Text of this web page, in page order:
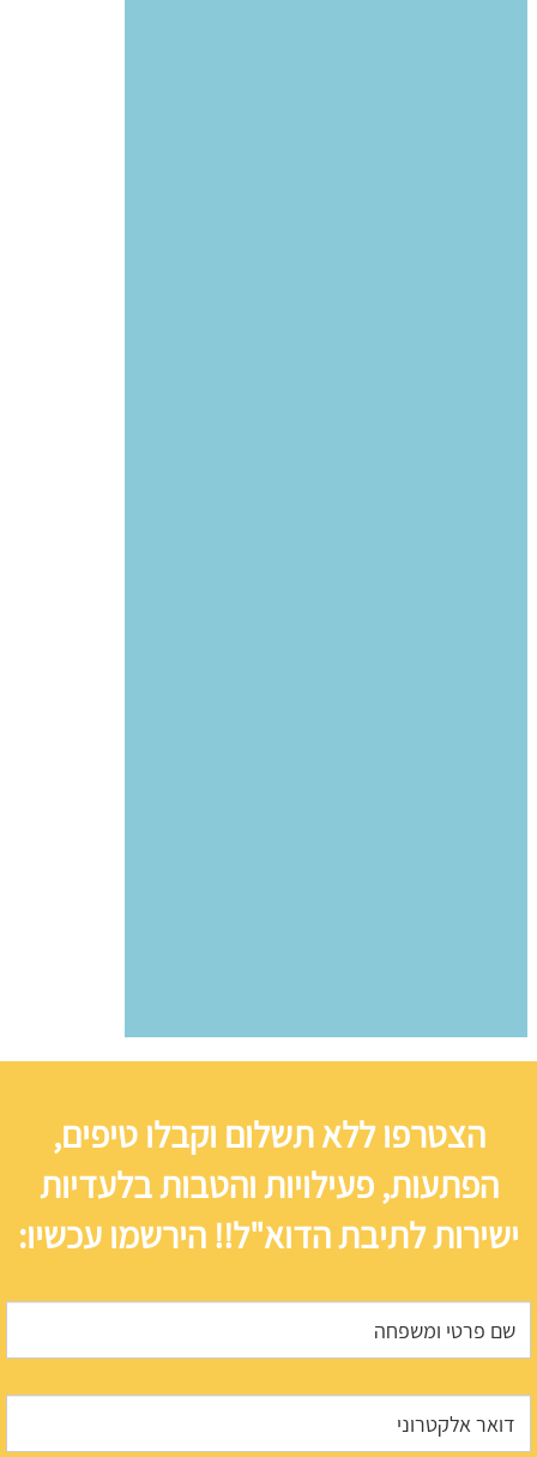
הצטרפו ללא תשלום וקבלו טיפים,
הפתעות, פעילויות והטבות בלעדיות
ישירות לתיבת הדוא"ל!! הירשמו עכשיו: